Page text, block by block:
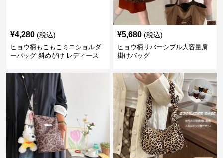
¥4,280 (税込)
ヒョウ柄もこもこミニショルダ
ーバッグ 斜めがけ レディース
¥5,680 (税込)
ヒョウ柄リバーシブル大容量肩
掛けバッグ